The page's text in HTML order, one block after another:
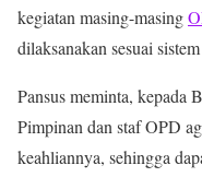
kegiatan masing-masing
dilaksanakan sesuai
Pansus meminta, kepada
Pimpinan dan staf OPD
keahliannya, sehingga